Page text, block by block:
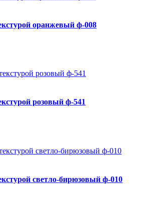
оранжевый ф-008
розовый ф-541
светло-бирюзовый ф-010